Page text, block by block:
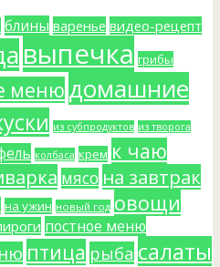
блины варенье видео-рецепт
выпечка грибы
меню домашние
из субпродуктов из творога
колбаса крем к чаю
мясо на завтрак
на ужин новый год овощи
постное меню
птица рыба салаты